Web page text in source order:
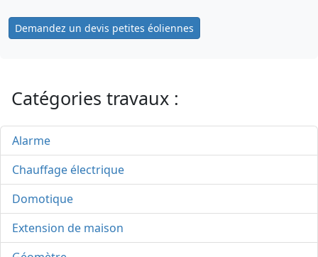
Demandez un devis petites éoliennes
Catégories travaux :
Alarme
Chauffage électrique
Domotique
Extension de maison